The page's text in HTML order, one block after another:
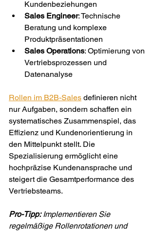
Kundenbeziehungen
Sales Engineer: Technische
Beratung und komplexe
Produktpräsentationen
Sales Operations: Optimierung von
Vertriebsprozessen und
Datenanalyse
Rollen im B2B-Sales definieren nicht
nur Aufgaben, sondern schaffen ein
systematisches Zusammenspiel, das
Effizienz und Kundenorientierung in
den Mittelpunkt stellt. Die
Spezialisierung ermöglicht eine
hochpräzise Kundenansprache und
steigert die Gesamtperformance des
Vertriebsteams.
Pro-Tipp: Implementieren Sie
regelmäßige Rollenrotationen und